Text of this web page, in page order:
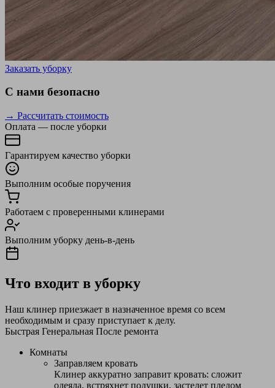
Заказать уборку
С нами безопасно
→ Рассчитать стоимость
Оплата — после уборки
Гарантируем качество уборки
Выполним особые поручения
Работаем с проверенными клинерами
Выполним уборку день-в-день
Что входит в уборку
Наш клинер приезжает в назначенное время со всем
необходимым и сразу приступает к делу.
Быстрая Генеральная После ремонта
Комнаты
Заправляем кровать
Клинер аккуратно заправит кровать: сложит
одеяла, встряхнет подушки, застелет пледом